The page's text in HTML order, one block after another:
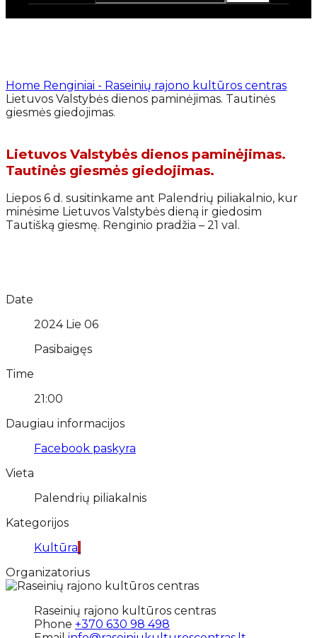
Home Renginiai - Raseinių rajono kultūros centras
Lietuvos Valstybės dienos paminėjimas. Tautinės
giesmės giedojimas.
Lietuvos Valstybės dienos paminėjimas.
Tautinės giesmės giedojimas.
Liepos 6 d. susitinkame ant Palendrių piliakalnio, kur
minėsime Lietuvos Valstybės dieną ir giedosim
Tautišką giesmę. Renginio pradžia – 21 val.
Date
2024 Lie 06
Pasibaigęs
Time
21:00
Daugiau informacijos
Facebook paskyra
Vieta
Palendrių piliakalnis
Kategorijos
Kultūra
Organizatorius
Raseinių rajono kultūros centras
Phone +370 630 98 498